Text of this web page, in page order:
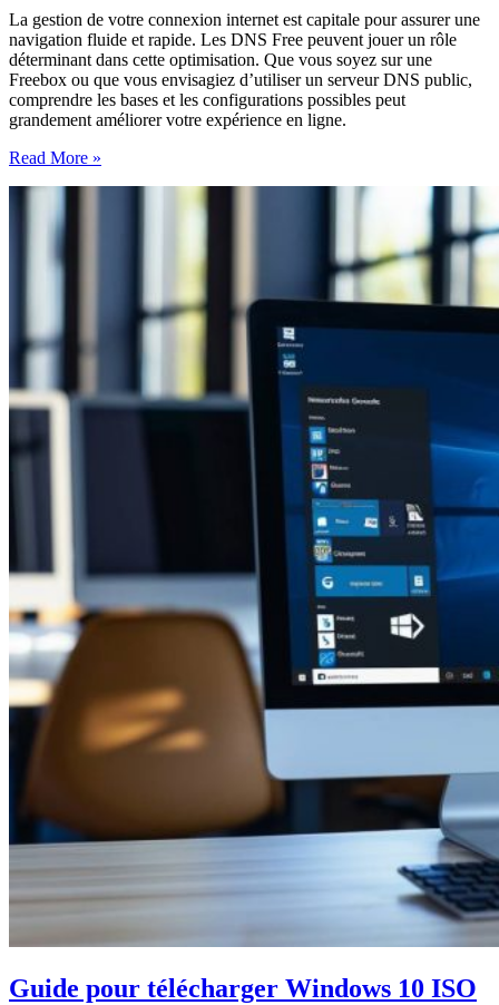
La gestion de votre connexion internet est capitale pour assurer une
navigation fluide et rapide. Les DNS Free peuvent jouer un rôle
déterminant dans cette optimisation. Que vous soyez sur une
Freebox ou que vous envisagiez d’utiliser un serveur DNS public,
comprendre les bases et les configurations possibles peut
grandement améliorer votre expérience en ligne.
Optimisez
Read More »
Guide pour télécharger Windows 10 ISO